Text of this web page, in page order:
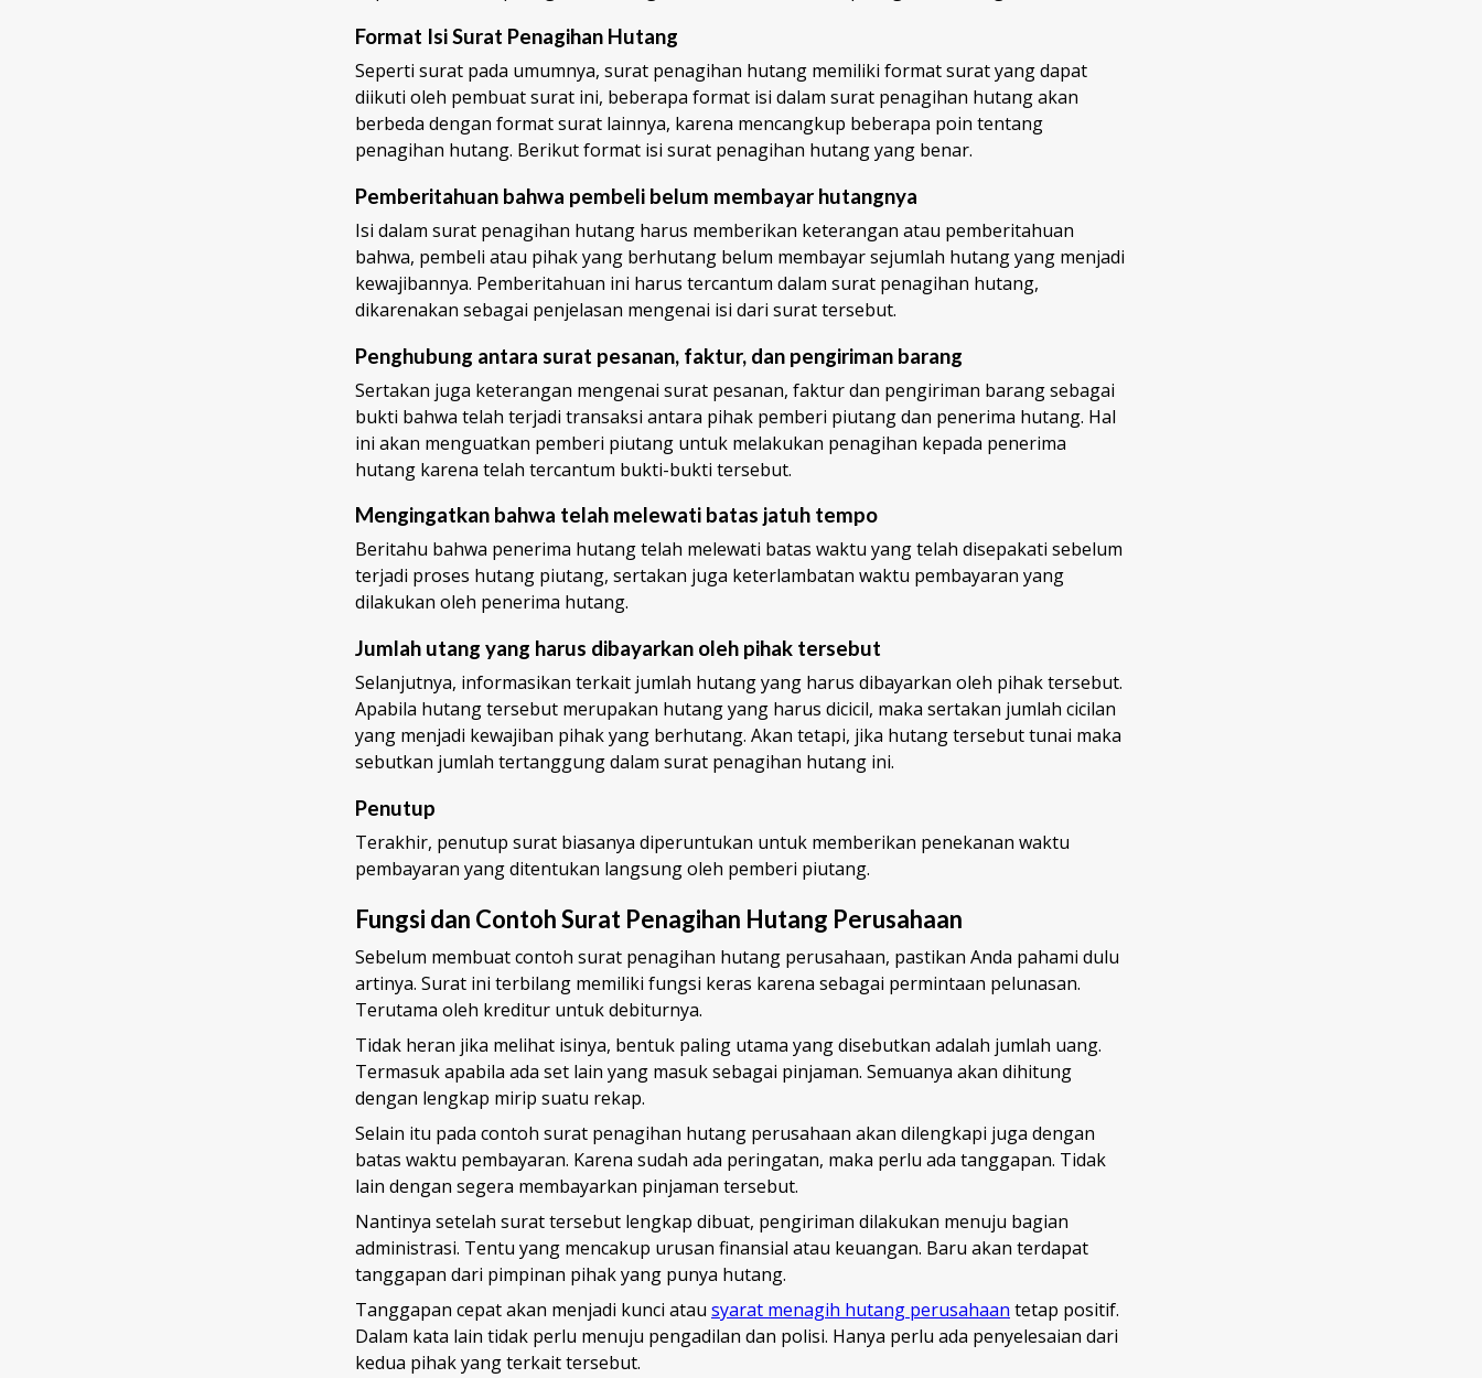
Format Isi Surat Penagihan Hutang
Seperti surat pada umumnya, surat penagihan hutang memiliki format surat yang dapat
diikuti oleh pembuat surat ini, beberapa format isi dalam surat penagihan hutang akan
berbeda dengan format surat lainnya, karena mencangkup beberapa poin tentang
penagihan hutang. Berikut format isi surat penagihan hutang yang benar.
Pemberitahuan bahwa pembeli belum membayar hutangnya
Isi dalam surat penagihan hutang harus memberikan keterangan atau pemberitahuan
bahwa, pembeli atau pihak yang berhutang belum membayar sejumlah hutang yang menjadi
kewajibannya. Pemberitahuan ini harus tercantum dalam surat penagihan hutang,
dikarenakan sebagai penjelasan mengenai isi dari surat tersebut.
Penghubung antara surat pesanan, faktur, dan pengiriman barang
Sertakan juga keterangan mengenai surat pesanan, faktur dan pengiriman barang sebagai
bukti bahwa telah terjadi transaksi antara pihak pemberi piutang dan penerima hutang. Hal
ini akan menguatkan pemberi piutang untuk melakukan penagihan kepada penerima
hutang karena telah tercantum bukti-bukti tersebut.
Mengingatkan bahwa telah melewati batas jatuh tempo
Beritahu bahwa penerima hutang telah melewati batas waktu yang telah disepakati sebelum
terjadi proses hutang piutang, sertakan juga keterlambatan waktu pembayaran yang
dilakukan oleh penerima hutang.
Jumlah utang yang harus dibayarkan oleh pihak tersebut
Selanjutnya, informasikan terkait jumlah hutang yang harus dibayarkan oleh pihak tersebut.
Apabila hutang tersebut merupakan hutang yang harus dicicil, maka sertakan jumlah cicilan
yang menjadi kewajiban pihak yang berhutang. Akan tetapi, jika hutang tersebut tunai maka
sebutkan jumlah tertanggung dalam surat penagihan hutang ini.
Penutup
Terakhir, penutup surat biasanya diperuntukan untuk memberikan penekanan waktu
pembayaran yang ditentukan langsung oleh pemberi piutang.
Fungsi dan Contoh Surat Penagihan Hutang Perusahaan
Sebelum membuatcontoh surat penagihan hutang perusahaan, pastikan Anda pahami dulu
artinya. Surat ini terbilang memiliki fungsi keras karena sebagai permintaan pelunasan.
Terutama oleh kreditur untuk debiturnya.
Tidak heran jika melihat isinya, bentuk paling utama yang disebutkan adalah jumlah uang.
Termasuk apabila ada set lain yang masuk sebagai pinjaman. Semuanya akan dihitung
dengan lengkap mirip suatu rekap.
Selain itu pada contoh surat penagihan hutang perusahaan akan dilengkapi juga dengan
batas waktu pembayaran. Karena sudah ada peringatan, maka perlu ada tanggapan. Tidak
lain dengan segera membayarkan pinjaman tersebut.
Nantinya setelah surat tersebut lengkap dibuat, pengiriman dilakukan menuju bagian
administrasi. Tentu yang mencakup urusan finansial atau keuangan. Baru akan terdapat
tanggapan dari pimpinan pihak yang punya hutang.
Tanggapan cepat akan menjadi kunci atau syarat menagih hutang perusahaan tetap positif.
Dalam kata lain tidak perlu menuju pengadilan dan polisi. Hanya perlu ada penyelesaian dari
kedua pihak yang terkait tersebut.